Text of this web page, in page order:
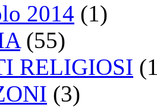
2014 (1)
(55)
RELIGIOSI
(3)